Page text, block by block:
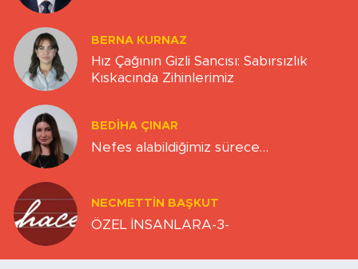
BERNA KURNAZ
Hız Çağının Gizli Sancısı: Sabırsızlık
Kıskacında Zihinlerimiz
BEDIHA ÇINAR
Nefes alabildiğimiz sürece…
NECMETTIN BAŞKUT
ÖZEL İNSANLARA-3-